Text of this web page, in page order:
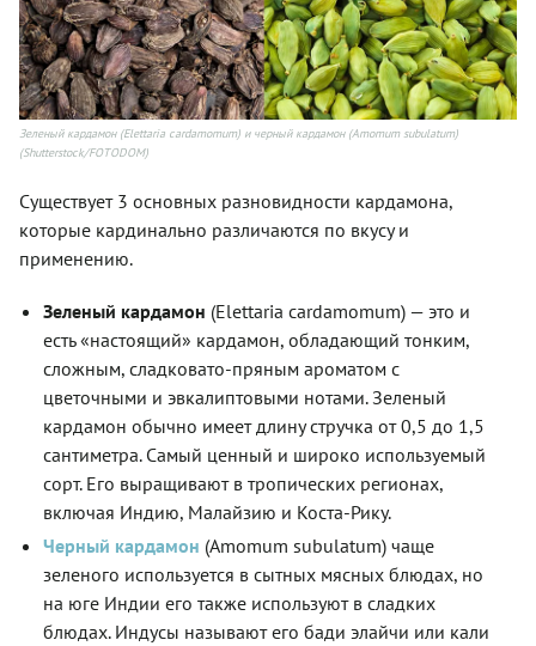
Зеленый кардамон (Elettaria cardamomum) и черный кардамон (Amomum subulatum)
(Shutterstock/FOTODOM)
Существует 3 основных разновидности кардамона,
которые кардинально различаются по вкусу и
применению.
Зеленый кардамон (Elettaria cardamomum) — это и
есть «настоящий» кардамон, обладающий тонким,
сложным, сладковато-пряным ароматом с
цветочными и эвкалиптовыми нотами. Зеленый
кардамон обычно имеет длину стручка от 0,5 до 1,5
сантиметра. Самый ценный и широко используемый
сорт. Его выращивают в тропических регионах,
включая Индию, Малайзию и Коста-Рику.
Черный кардамон (Amomum subulatum) чаще
зеленого используется в сытных мясных блюдах, но
на юге Индии его также используют в сладких
блюдах. Индусы называют его бади элайчи или кали